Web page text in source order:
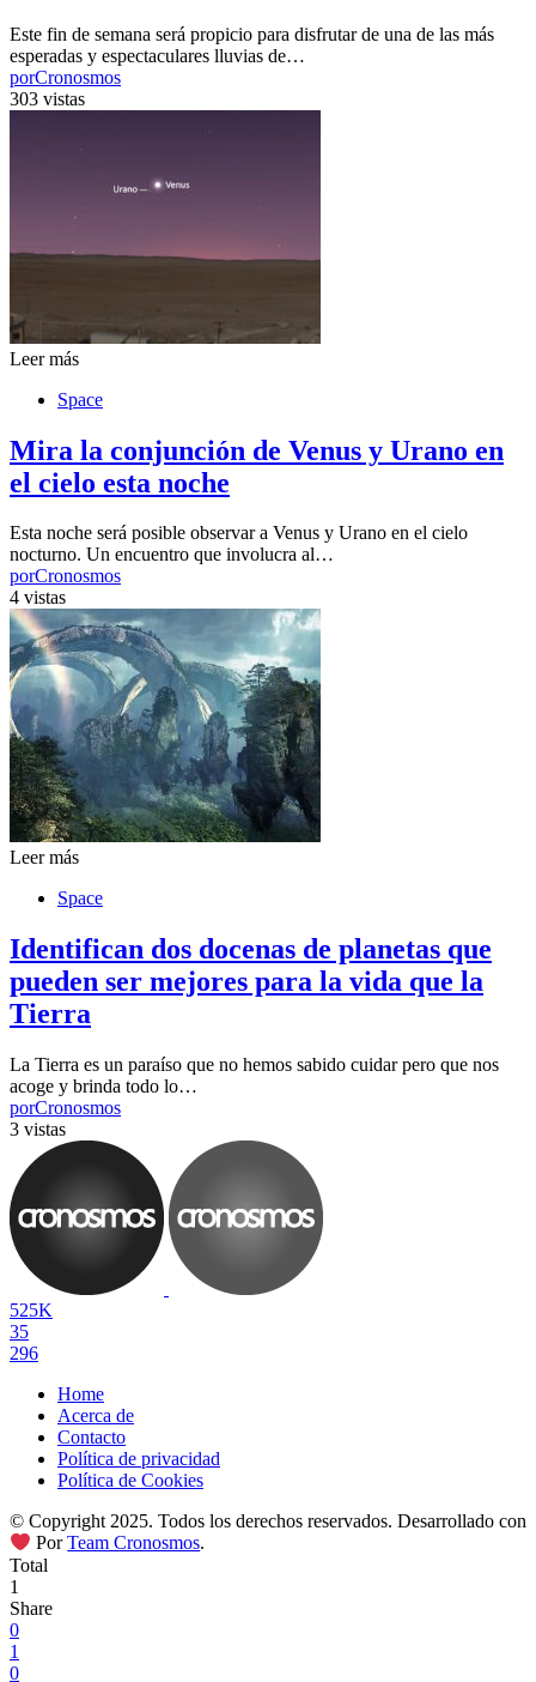
Este fin de semana será propicio para disfrutar de una de las más
esperadas y espectaculares lluvias de…
porCronosmos
303 vistas
Leer más
Space
Mira la conjunción de Venus y Urano en
el cielo esta noche
Esta noche será posible observar a Venus y Urano en el cielo
nocturno. Un encuentro que involucra al…
porCronosmos
4 vistas
Leer más
Space
Identifican dos docenas de planetas que
pueden ser mejores para la vida que la
Tierra
La Tierra es un paraíso que no hemos sabido cuidar pero que nos
acoge y brinda todo lo…
porCronosmos
3 vistas
525K
35
296
Home
Acerca de
Contacto
Política de privacidad
Política de Cookies
© Copyright 2025. Todos los derechos reservados. Desarrollado con
PorTeam Cronosmos.
Total
1
Share
0
1
0